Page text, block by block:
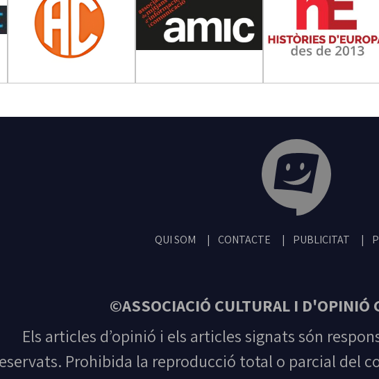
QUI SOM CONTACTE PUBLICITAT
©ASSOCIACIÓ CULTURAL I D'OPINIÓ
Els articles d’opinió i els articles signats són
Prohibida la reproducció total o parcial del